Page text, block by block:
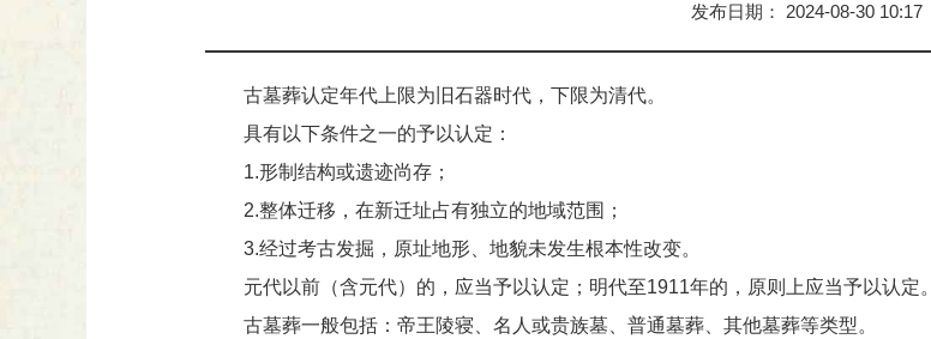
发布日期： 2024-08-30 10:17
古墓葬认定年代上限为旧石器时代，下限为清代。
具有以下条件之一的予以认定：
1.形制结构或遗迹尚存；
2.整体迁移，在新迁址占有独立的地域范围；
3.经过考古发掘，原址地形、地貌未发生根本性改变。
元代以前（含元代）的，应当予以认定；明代至1911年的，原则上应当予以认定。
古墓葬一般包括：帝王陵寝、名人或贵族墓、普通墓葬、其他墓葬等类型。